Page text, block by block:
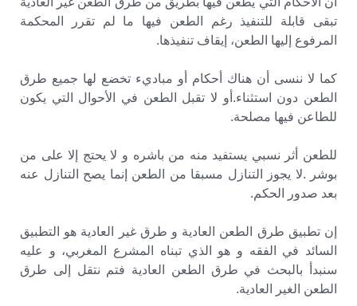
تبقى قابلة للتنفيذ رغم الطعن فيها ما لم تقرر المحكمة
المرفوع إليها الطعن، إيقاف تنفيذها.
كما لا ننسى أن هناك أحكام أو مباديء تخضع لها جميع طرق
الطعن دون استثناء.أو لا تقبل الطعن في الأحوال التي يكون
للطاعن فيها مصلحة.
للطعن أثر نسبي يستفيد منه من باشره و لا يحتج إلا على من
بوشر .لا يجوز التنازل مسبقا من الطعن إنما يصح التنازل عنه
بعد صدور الحكم.
إن تطبيق طرق الطعن العادية و طرق غير العادية هو التطبيق
السائد في الفقه و هو الذي تبناه المشرع المغربي، و عليه
سنبدأ بالبحث في طرق الطعن العادية فتم نتقل إلى طرق
الطعن الغير العادية.